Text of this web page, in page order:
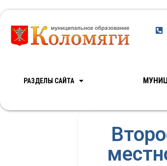
РАЗДЕЛЫ САЙТА